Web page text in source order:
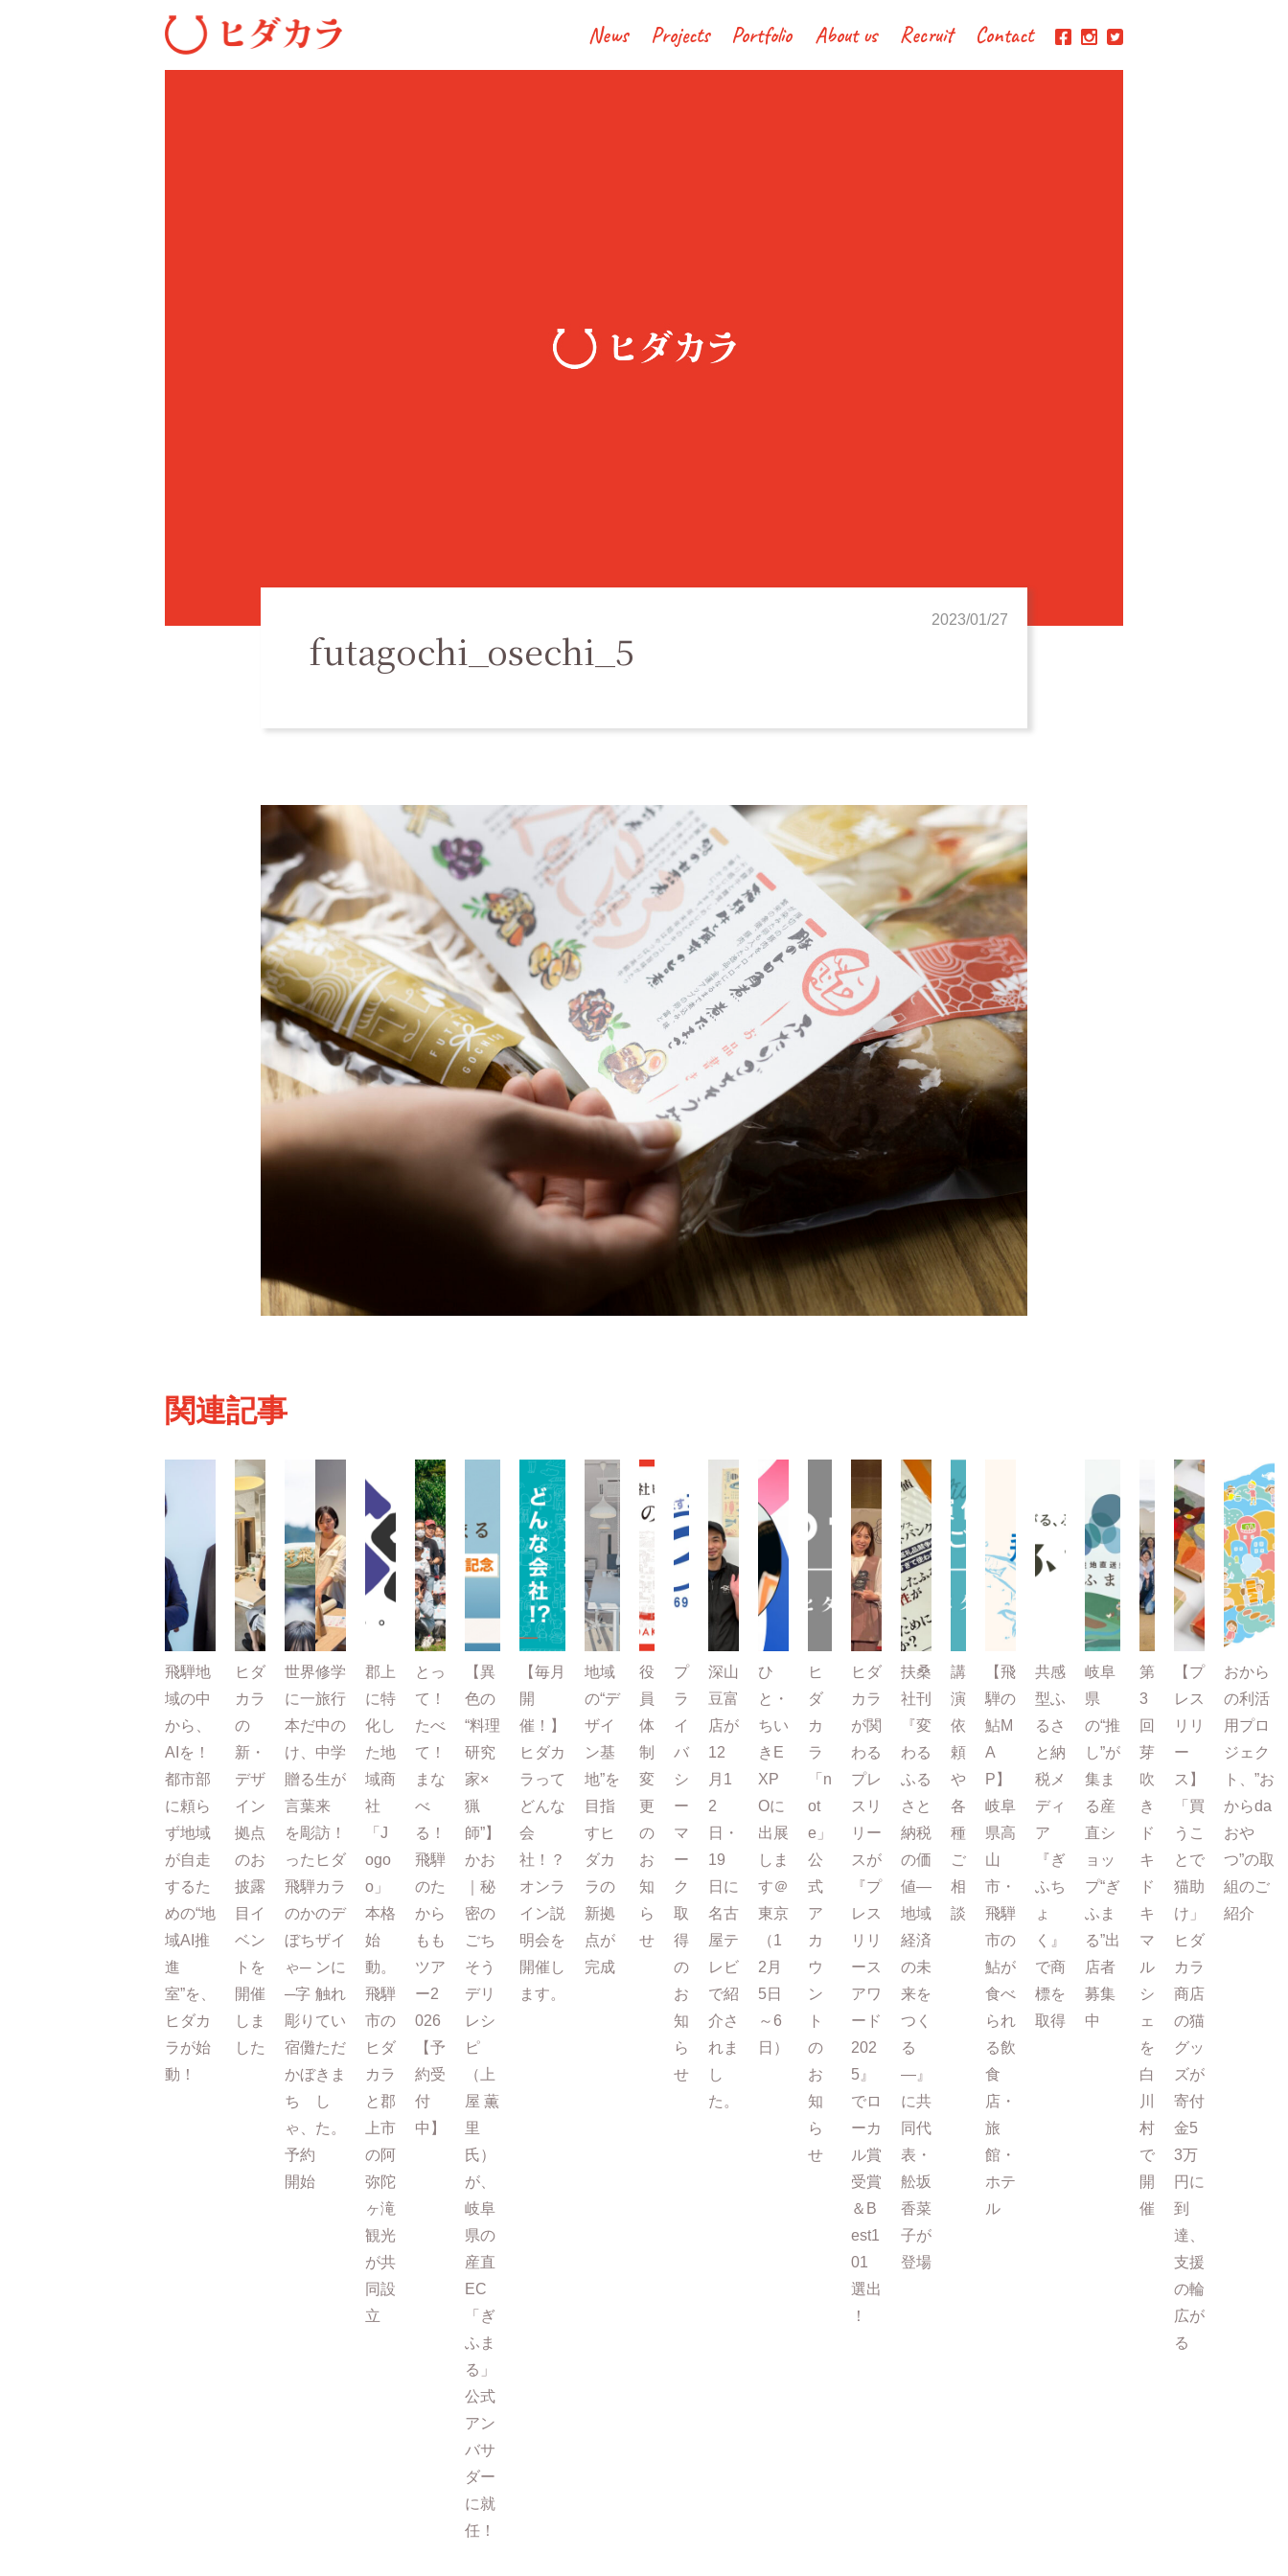
News Projects Portfolio About us Recruit Contact
2023/01/27
futagochi_osechi_5
関連記事
飛騨地
域の中
から、
AIを！
都市部
に頼ら
ず地域
が自走
するた
めの“地
域AI推
進
室”を、
ヒダカ
ラが始
動！
ヒダ
カラ
の
新・
デザ
イン
拠点
のお
披露
目イ
ベン
トを
開催
しま
した
世界
に一
本だ
け、
贈る
言葉
を彫
った
飛騨
のか
ぼち
ゃ─
─字
彫り
宿儺
かぼ
ち
ゃ、
予約
開始
修学
旅行
中の
中学
生が
来
訪！
ヒダ
カラ
のデ
ザイ
ンに
触れ
てい
ただ
きま
し
た。
郡上
に特
化し
た地
域商
社
「J
ogo
o」
本格
始
動。
飛騨
市の
ヒダ
カラ
と郡
上市
の阿
弥陀
ヶ滝
観光
が共
同設
立
とっ
て！
たべ
て！
まな
べ
る！
飛騨
のた
から
もも
ツア
ー2
026
【予
約受
付
中】
【異
色の
“料理
研究
家×
猟
師”】
かお
｜秘
密の
ごち
そう
デリ
レシ
ピ
（上
屋 薫
里
氏）
が、
岐阜
県の
産直
EC
「ぎ
ふま
る」
公式
アン
バサ
ダー
に就
任！
【毎月
開
催！】
ヒダカ
ラって
どんな
会
社！？
オンラ
イン説
明会を
開催し
ます。
地域
の“デ
ザイ
ン基
地”を
目指
すヒ
ダカ
ラの
新拠
点が
完成
役
員
体
制
変
更
の
お
知
ら
せ
プ
ラ
イ
バ
シ
ー
マ
ー
ク
取
得
の
お
知
ら
せ
深山
豆富
店が
12
月1
2
日・
19
日に
名古
屋テ
レビ
で紹
介さ
れま
し
た。
ひ
と・
ちい
きE
XP
Oに
出展
しま
す＠
東京
（1
2月
5日
～6
日）
ヒ
ダ
カ
ラ
「n
ot
e」
公
式
ア
カ
ウ
ン
ト
の
お
知
ら
せ
ヒダ
カラ
が関
わる
プレ
スリ
リー
スが
『プ
レス
リリ
ース
アワ
ード
202
5』
でロ
ーカ
ル賞
受賞
＆B
est1
01
選出
！
扶桑
社刊
『変
わる
ふる
さと
納税
の価
値―
地域
経済
の未
来を
つく
る
―』
に共
同代
表・
舩坂
香菜
子が
登場
講
演
依
頼
や
各
種
ご
相
談
【飛
騨の
鮎M
A
P】
岐阜
県高
山
市・
飛騨
市の
鮎が
食べ
られ
る飲
食
店・
旅
館・
ホテ
ル
共感
型ふ
るさ
と納
税メ
ディ
ア
『ぎ
ふち
ょ
く』
で商
標を
取得
岐阜
県
の“推
し”が
集ま
る産
直シ
ョッ
プ“ぎ
ふま
る”出
店者
募集
中
第
3
回
芽
吹
き
ド
キ
ド
キ
マ
ル
シ
ェ
を
白
川
村
で
開
催
【プ
レス
リリ
ー
ス】
「買
うこ
とで
猫助
け」
ヒダ
カラ
商店
の猫
グッ
ズが
寄付
金5
3万
円に
到
達、
支援
の輪
広が
る
おから
の利活
用プロ
ジェク
ト、”お
からda
おや
つ”の取
組のご
紹介